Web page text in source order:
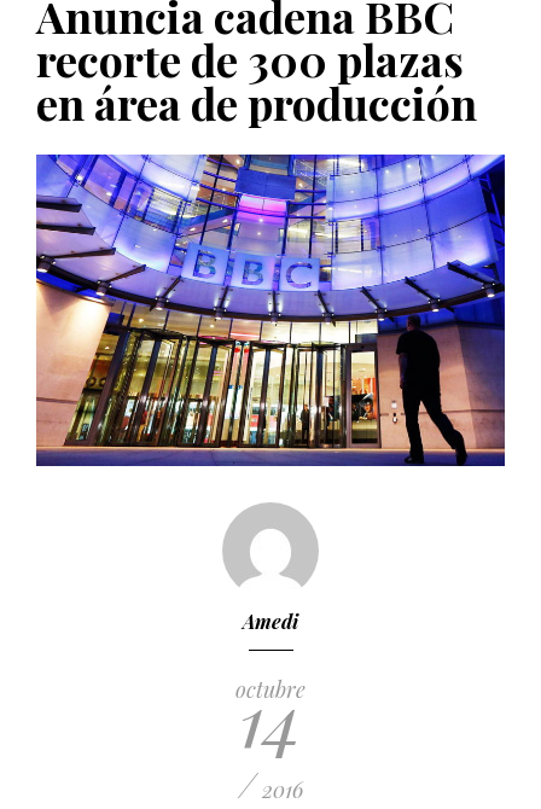
PUBLICADO EL 5 ENERO, 2023
Anuncia cadena BBC
recorte de 300 plazas
en área de producción
Amedi
octubre
14
/ 2016